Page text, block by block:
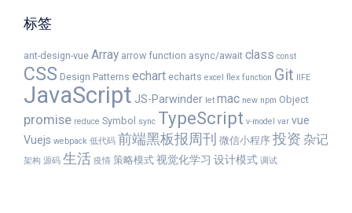
标签
ant-design-vue Array arrow function async/await class const
CSS Design Patterns echart echarts excel flex function Git IIFE
JavaScript JS-Parwinder let mac new npm Object
promise reduce Symbol sync TypeScript v-model var vue
Vuejs webpack 低代码 前端黑板报周刊 微信小程序 投资 杂记
架构 源码 生活 疫情 策略模式 视觉化学习 设计模式 调试